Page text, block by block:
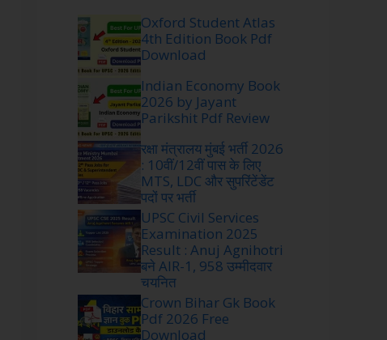
Oxford Student Atlas
4th Edition Book Pdf
Download
Indian Economy Book
2026 by Jayant
Parikshit Pdf Review
रक्षा मंत्रालय मुंबई भर्ती 2026
: 10वीं/12वीं पास के लिए
MTS, LDC और सुपरिंटेंडेंट
पदों पर भर्ती
UPSC Civil Services
Examination 2025
Result : Anuj Agnihotri
बने AIR-1, 958 उम्मीदवार
चयनित
Crown Bihar Gk Book
Pdf 2026 Free
Download